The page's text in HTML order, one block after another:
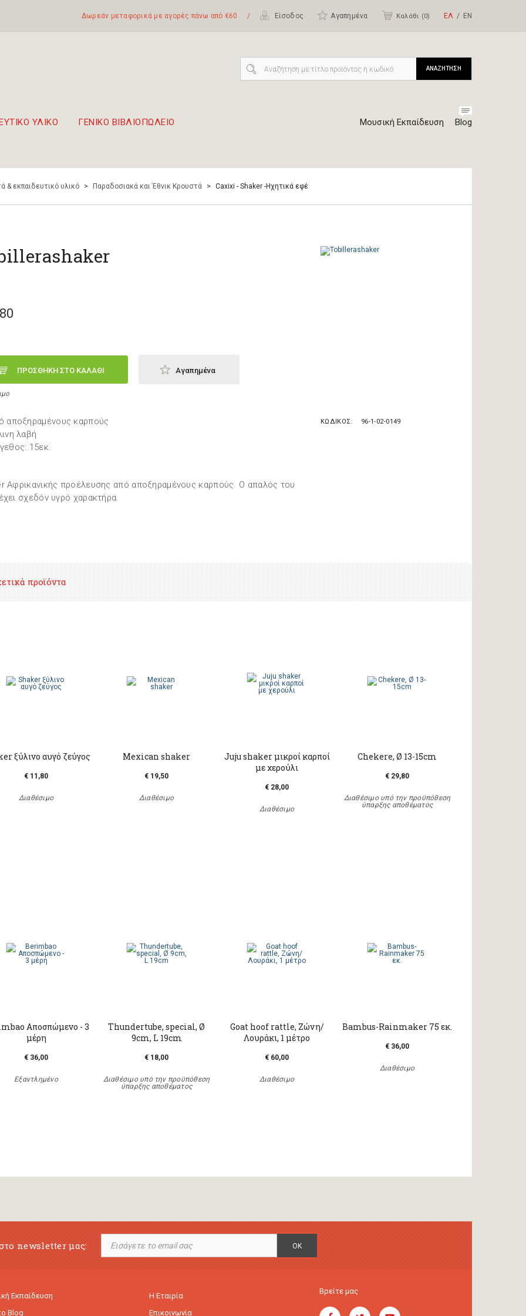
Δωρεάν μεταφορικά με αγορές πάνω από €60 / Είσοδος Αγαπημένα Καλάθι (0) ΕΛ ΕΝ
ΥΛΙΚΟ ΓΕΝΙΚΟ ΒΙΒΛΙΟΠΩΛΕΙΟ Μουσική Εκπαίδευση Blog
ΑΝΑΖΗΤΗΣΗ
& εκπαιδευτικό υλικό > Παραδοσιακά και Έθνικ Κρουστά > Caxixi - Shaker -Ηχητικά εφέ
ΠΡΟΣΘΗΚΗ ΣΤΟ ΚΑΛΑΘΙ Αγαπημένα
αποξηραμένους καρπούς
λαβή
15εκ.
Αφρικανικής προέλευσης από αποξηραμένους καρπούς. Ο απαλός του
σχεδόν υγρό χαρακτήρα.
ΚΩΔΙΚΟΣ 96-1-02-0149
προϊόντα
ξύλινο αυγό ζεύγος
€ 11,80
Διαθέσιμο
Mexican shaker
€ 19,50
Διαθέσιμο
Juju shaker μικροί καρποί
με χερούλι
€ 28,00
Διαθέσιμο
Chekere, Ø 13-15cm
€ 29,80
Διαθέσιμο υπό την προϋπόθεση
ύπαρξης αποθέματος
Αποσπώμενο - 3
μέρη
€ 36,00
Εξαντλημένο
Thundertube, special, Ø
9cm, L 19cm
€ 18,00
Διαθέσιμο υπό την προϋπόθεση
ύπαρξης αποθέματος
Goat hoof rattle, Ζώνη/
Λουράκι, 1 μέτρο
€ 60,00
Διαθέσιμο
Bambus-Rainmaker 75 εκ.
€ 36,00
Διαθέσιμο
newsletter μας: OK
Εκπαίδευση
Blog
Η Εταιρία
Επικοινωνία
Βρείτε μας